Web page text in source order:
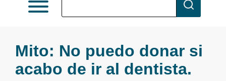
Mito: No puedo donar si
acabo de ir al dentista.